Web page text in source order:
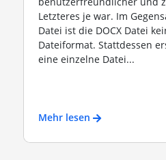
Letzteres je war. Im
Datei ist die DOCX Datei
Dateiformat. Stattdessen
eine einzelne Datei...
Mehr lesen